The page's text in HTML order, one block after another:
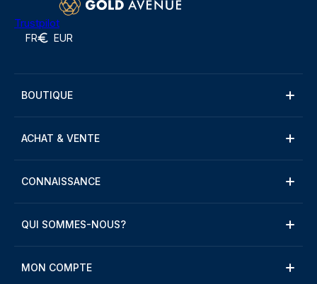
Trustpilot
FR EUR
BOUTIQUE
ACHAT & VENTE
CONNAISSANCE
QUI SOMMES-NOUS?
MON COMPTE